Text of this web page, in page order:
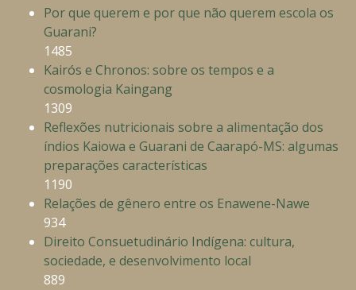
Por que querem e por que não querem escola os
Guarani?
1485
Kairós e Chronos: sobre os tempos e a
cosmologia Kaingang
1309
Reflexões nutricionais sobre a alimentação dos
índios Kaiowa e Guarani de Caarapó-MS: algumas
preparações características
1190
Relações de gênero entre os Enawene-Nawe
934
Direito Consuetudinário Indígena: cultura,
sociedade, e desenvolvimento local
889